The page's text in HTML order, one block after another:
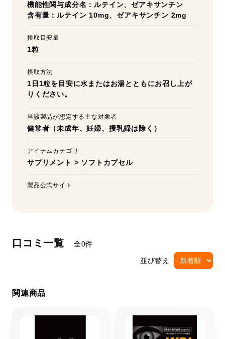
機能性関与成分名：ルテイン、ゼアキサンチン
含有量：ルテイン 10mg、ゼアキサンチン 2mg
摂取目安量
1粒
摂取方法
1日1粒を目安に水またはお湯とともにお召し上が
りください。
当該製品が想定する主な対象者
健常者（未成年、妊婦、授乳婦は除く）
アイテムカテゴリ
サプリメント > ソフトカプセル
製品公式サイト
口コミ一覧 全0件
並び替え
関連商品